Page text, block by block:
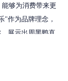
够为消费带来更
"作为品牌理念，
展示出周黑鸭直
理模式和“质量